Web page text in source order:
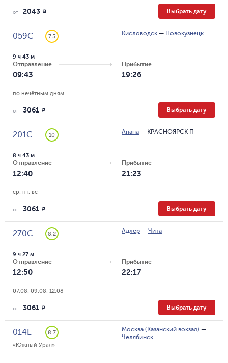
от 2043 R Выбрать дату
059С 7.5 Кисловодск — Новокузнецк
Отправление
09:43
9 ч 43 м
Прибытие
19:26
по нечётным дням
от 3061 R Выбрать дату
201С 10 Анапа — КРАСНОЯРСК П
Отправление
12:40
8 ч 43 м
Прибытие
21:23
ср, пт, вс
от 3061 R Выбрать дату
270С 8.2 Адлер — Чита
Отправление
12:50
9 ч 27 м
Прибытие
22:17
07.08, 09.08, 12.08
от 3061 R Выбрать дату
014Е
8.7
«Южный Урал»
Москва (Казанский вокзал) —
Челябинск